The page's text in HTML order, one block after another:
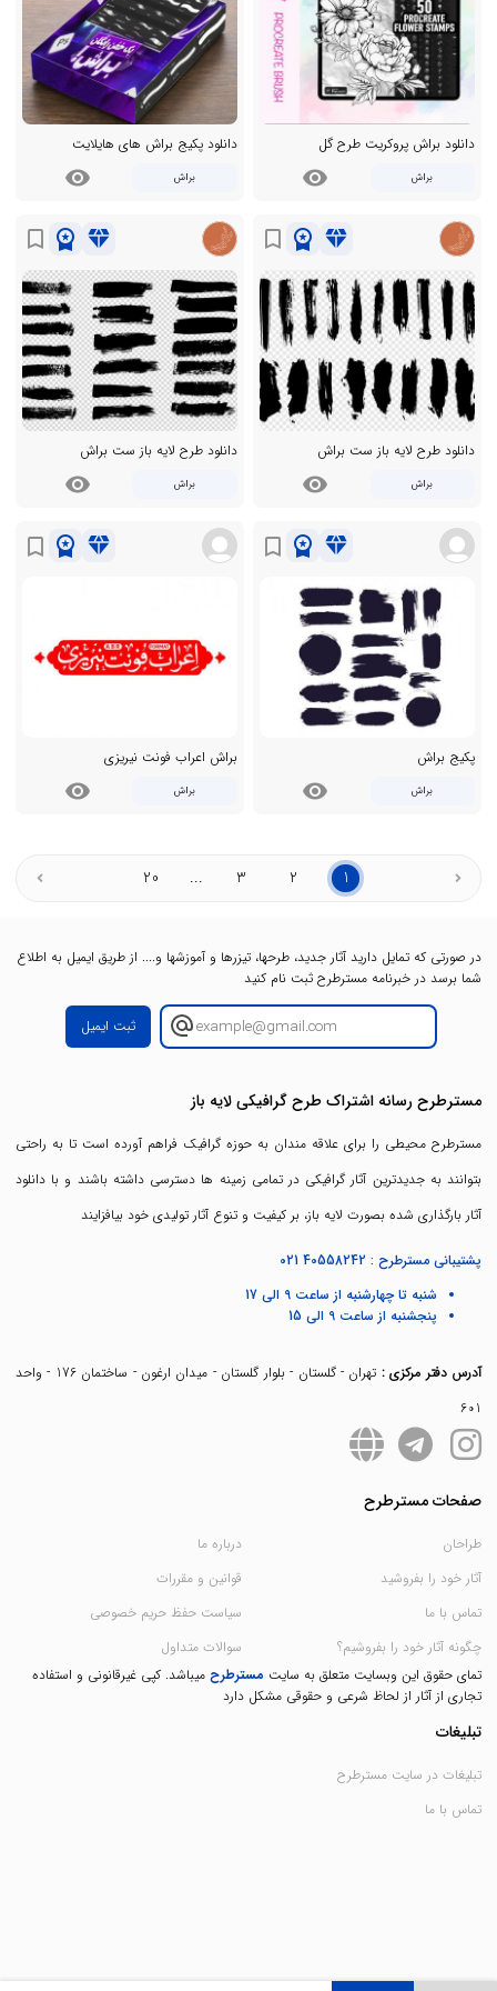
دانلود براش پروکریت طرح گل
براش visibility
دانلود پکیج براش های هایلایت
براش visibility
diamond
workspace_premium
bookmark_border
دانلود طرح لایه باز ست براش
براش visibility
diamond
workspace_premium
bookmark_border
دانلود طرح لایه باز ست براش
براش visibility
diamond
workspace_premium
bookmark_border
پکیج براش
براش visibility
diamond
workspace_premium
bookmark_border
براش اعراب فونت نیریزی
براش visibility
1
2
3
...
20
در صورتی که تمایل دارید آثار جدید، طرحها، تیزرها و آموزشها و.... از طریق ایمیل به اطلاع
شما برسد در خبرنامه مسترطرح ثبت نام کنید
ثبت ایمیل
مسترطرح رسانه اشتراک طرح گرافیکی لایه باز
مسترطرح محیطی را برای علاقه مندان به حوزه گرافیک فراهم آورده است تا به راحتی
بتوانند به جدیدترین آثار گرافیکی در تمامی زمینه ها دسترسی داشته باشند و با دانلود
آثار بارگذاری شده بصورت لایه باز، بر کیفیت و تنوع آثار تولیدی خود بیافزایند
پشتیبانی مسترطرح : 021 40558242
شنبه تا چهارشنبه از ساعت 9 الی 17
پنجشنبه از ساعت 9 الی 15
آدرس دفتر مرکزی :
تهران - گلستان - بلوار گلستان - میدان ارغون - ساختمان 176 - واحد
601
صفحات مسترطرح
طراحان
آثار خود را بفروشید
تماس با ما
چگونه آثار خود را بفروشیم؟
درباره ما
قوانین و مقررات
سیاست حفظ حریم خصوصی
سوالات متداول
تمای حقوق این وبسایت متعلق به سایت مسترطرح میباشد. کپی غیرقانونی و استفاده
تجاری از آثار از لحاظ شرعی و حقوقی مشکل دارد
تبلیغات
تبلیغات در سایت مسترطرح
تماس با ما